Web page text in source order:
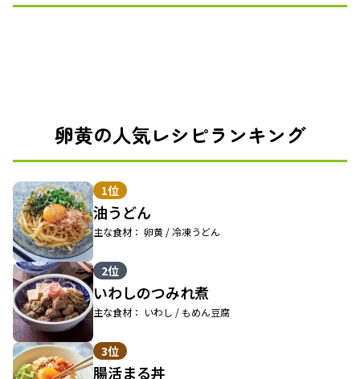
卵黄の人気レシピランキング
1位
油うどん
主な食材： 卵黄 / 冷凍うどん
2位
いわしのつみれ煮
主な食材： いわし / もめん豆腐
3位
腸活まる丼